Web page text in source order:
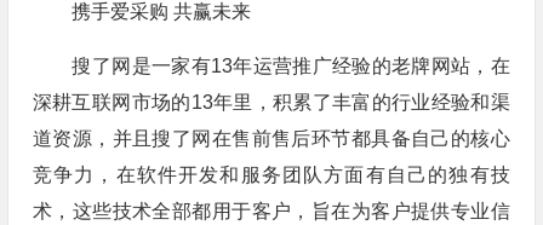
携手爱采购 共赢未来
搜了网是一家有13年运营推广经验的老牌网站，在
深耕互联网市场的13年里，积累了丰富的行业经验和渠
道资源，并且搜了网在售前售后环节都具备自己的核心
竞争力，在软件开发和服务团队方面有自己的独有技
术，这些技术全部都用于客户，旨在为客户提供专业信